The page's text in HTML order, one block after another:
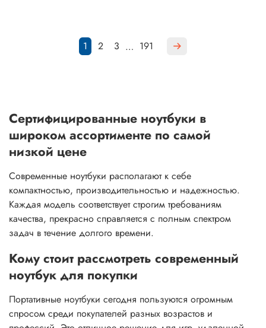
1 2 3 … 191
Сертифицированные ноутбуки в
широком ассортименте по самой
низкой цене
Современные ноутбуки располагают к себе
компактностью, производительностью и надежностью.
Каждая модель соответствует строгим требованиям
качества, прекрасно справляется с полным спектром
задач в течение долгого времени.
Кому стоит рассмотреть современный
ноутбук для покупки
Портативные ноутбуки сегодня пользуются огромным
спросом среди покупателей разных возрастов и